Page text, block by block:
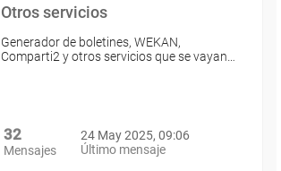
Otros servicios
Generador de boletines, WEKAN,
Comparti2 y otros servicios que se vayan…
32
Mensajes
24 May 2025, 09:06
Último mensaje